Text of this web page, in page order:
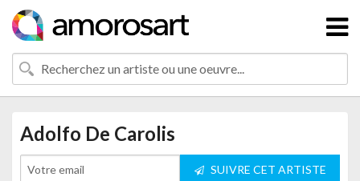
Adolfo De Carolis
SUIVRE CET ARTISTE